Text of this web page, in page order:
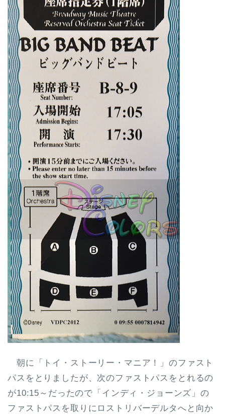
朝に「トイ・ストーリー・マニア！」のファスト
パスをとりましたが、次のファストパスをとれるの
が10:15～だったので「インディ・ジョーンズ」の
ファストパスを取りにロストリバーデルタへと向か